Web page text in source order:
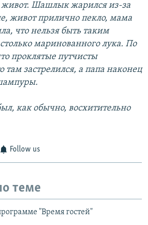
живот. Шашлык жарился из-за
живот прилично пекло, мама
что нельзя быть таким
маринованного лука. По
проклятые путчисты
там застрелился, а папа наконец
как обычно, восхитительно
Follow us
теме
"Время гостей"